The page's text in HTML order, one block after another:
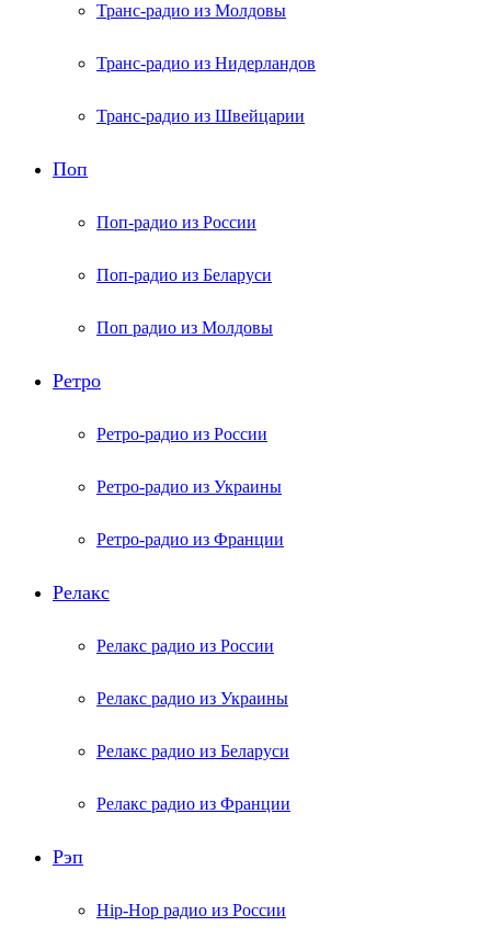
Транс-радио из Молдовы
Транс-радио из Нидерландов
Транс-радио из Швейцарии
Поп
Поп-радио из России
Поп-радио из Беларуси
Поп радио из Молдовы
Ретро
Ретро-радио из России
Ретро-радио из Украины
Ретро-радио из Франции
Релакс
Релакс радио из России
Релакс радио из Украины
Релакс радио из Беларуси
Релакс радио из Франции
Рэп
Hip-Hop радио из России